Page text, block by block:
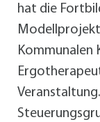
hat die
Kommunalen